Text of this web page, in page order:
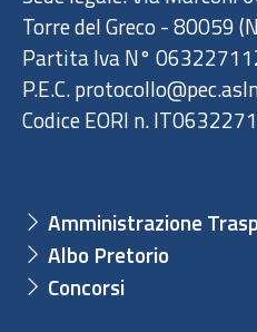
Torre del Greco - 80059
Partita Iva N°
P.E.C.
Codice EORI n.
Amministrazione
Albo Pretorio
Concorsi